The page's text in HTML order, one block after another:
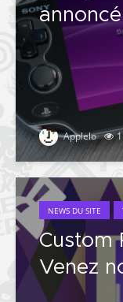
Applelo
NEWS DU SITE
Custom
Venez